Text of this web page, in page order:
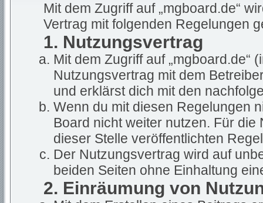
Mit dem Zugriff auf „mgboard.de“
Vertrag mit folgenden Regelungen
1. Nutzungsvertrag
Mit dem Zugriff auf „mgboard.de“
Nutzungsvertrag mit dem
und erklärst dich mit den
Wenn du mit diesen Regelungen
Board nicht weiter nutzen. Für
dieser Stelle veröffentlichten
Der Nutzungsvertrag wird auf
beiden Seiten ohne Einhaltung
2. Einräumung von